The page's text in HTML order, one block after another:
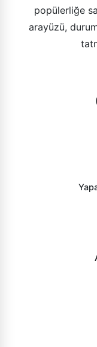
popülerliğe
arayüzü,